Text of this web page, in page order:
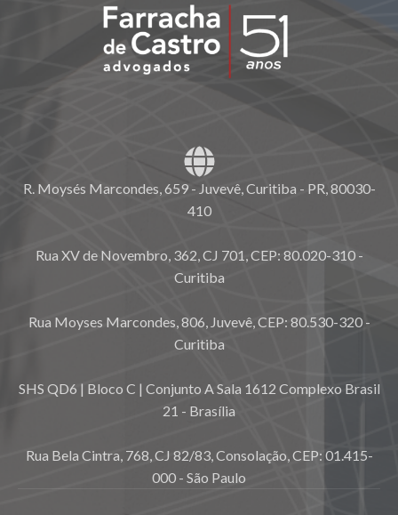
R. Moysés Marcondes, 659 - Juvevê, Curitiba - PR, 80030-
410
Rua XV de Novembro, 362, CJ 701, CEP: 80.020-310 -
Curitiba
Rua Moyses Marcondes, 806, Juvevê, CEP: 80.530-320 -
Curitiba
SHS QD6 | Bloco C | Conjunto A Sala 1612 Complexo Brasil
21 - Brasília
Rua Bela Cintra, 768, CJ 82/83, Consolação, CEP: 01.415-
000 - São Paulo